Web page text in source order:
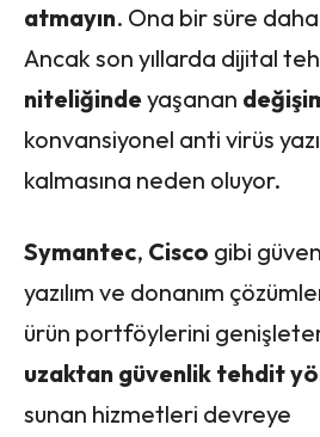
atmayın. Ona bir süre
Ancak son yıllarda dijital
niteliğinde yaşanan
konvansiyonel anti virüs
kalmasına neden oluyor.
Symantec, Cisco gibi
yazılım ve donanım
ürün portföylerini
uzaktan güvenlik tehdit
sunan hizmetleri devreye